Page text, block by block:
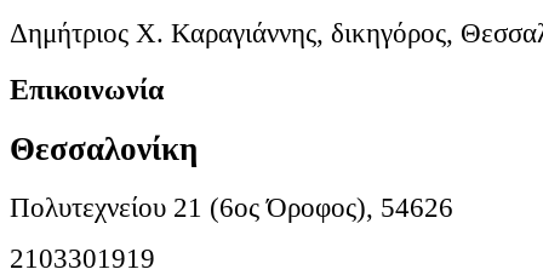
Δημήτριος Χ. Καραγιάννης, δικηγόρος,
Επικοινωνία
Θεσσαλονίκη
Πολυτεχνείου 21 (6ος Όροφος), 54626
2103301919